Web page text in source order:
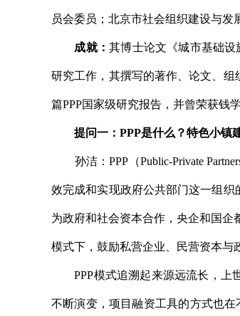
员会委员；北京市社会组织建设与发
成就：其博士论文《城市基础设
研究工作，其撰写的著作、论文、组
篇PPP国家级研究报告，并曾荣获钱
提问一：PPP是什么？特色小镇
孙洁：PPP（Public-Private
效完成和实现政府公共部门这一组织
为政府和社会资本合作，央企和国
模式下，鼓励私营企业、民营资本与
PPP模式追溯起来源远流长，上世
不断演变，项目融资工具的方式也在